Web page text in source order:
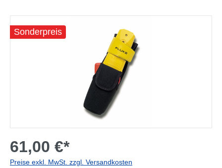
Sonderpreis
61,00 €*
Preise exkl. MwSt. zzgl. Versandkosten